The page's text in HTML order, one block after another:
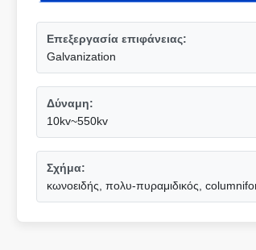
Επεξεργασία επιφάνειας:
Galvanization
Δύναμη:
10kv~550kv
Σχήμα:
κωνοειδής, πολυ-πυραμιδικός,